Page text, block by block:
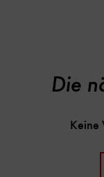
Die
Keine